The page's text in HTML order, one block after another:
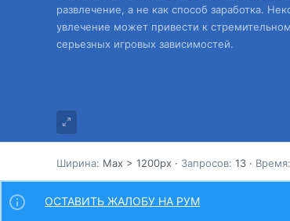
развлечение, а не как способ заработка.
увлечение может привести к
серьезных игровых зависимостей.
Ширина Запросов 13 Время
ОСТАВИТЬ ЖАЛОБУ НА РУМ